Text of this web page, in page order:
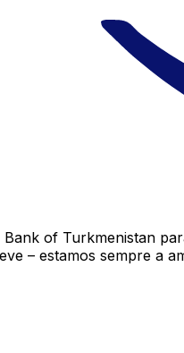
of Turkmenistan
– estamos sempre a